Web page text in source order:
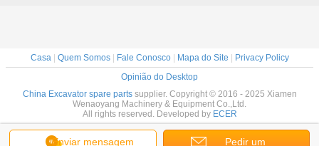
Enviar mensagem Pedir um
Casa| Quem Somos| Fale Conosco| Mapa do Site
Privacy Policy
Opinião do Desktop
China Excavator spare partssupplier. Copyright © 2016 - 2025 Xiamen
Wenaoyang Machinery & Equipment Co.,Ltd.
All rights reserved. Developed by ECER